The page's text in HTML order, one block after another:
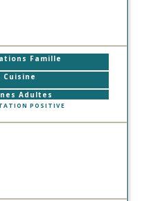
Famille
Cuisine
Adultes
POSITIVE